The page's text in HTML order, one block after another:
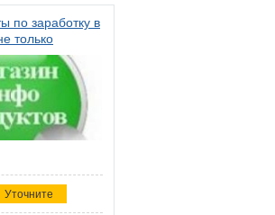
по заработку в
только
Уточните